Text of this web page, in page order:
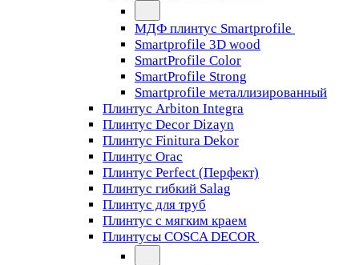
МДФ плинтус Smartprofile
Smartprofile 3D wood
SmartProfile Color
SmartProfile Strong
Smartprofile металлизированный
Плинтус Arbiton Integra
Плинтус Decor Dizayn
Плинтус Finitura Dekor
Плинтус Orac
Плинтус Perfect (Перфект)
Плинтус гибкий Salag
Плинтус для труб
Плинтус с мягким краем
Плинтусы COSCA DECOR